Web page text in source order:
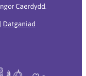
Caerdydd.
| Datganiad